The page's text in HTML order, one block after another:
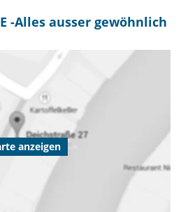
-Alles ausser gewöhnlich
anzeigen